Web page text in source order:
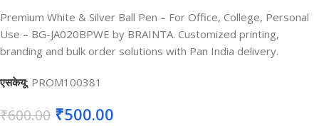
Premium White & Silver Ball Pen – For Office, College, Personal
Use – BG-JA020BPWE by BRAINTA. Customized printing,
branding and bulk order solutions with Pan India delivery.
एसकेयू: PROM100381
₹600.00 ₹500.00